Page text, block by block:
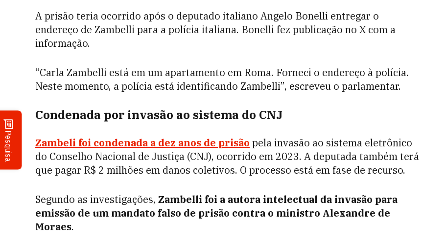
Pesquisa
A prisão teria ocorrido após o deputado italiano Angelo Bonelli entregar o
endereço de Zambelli para a polícia italiana. Bonelli fez publicação no X com a
informação.
“Carla Zambelli está em um apartamento em Roma. Forneci o endereço à polícia.
Neste momento, a polícia está identificando Zambelli”, escreveu o parlamentar.
Condenada por invasão ao sistema do CNJ
Zambeli foi condenada a dez anos de prisão pela invasão ao sistema eletrônico
do Conselho Nacional de Justiça (CNJ), ocorrido em 2023. A deputada também terá
que pagar R$ 2 milhões em danos coletivos. O processo está em fase de recurso.
Segundo as investigações, Zambelli foi a autora intelectual da invasão para
emissão de um mandato falso de prisão contra o ministro Alexandre de
Moraes.